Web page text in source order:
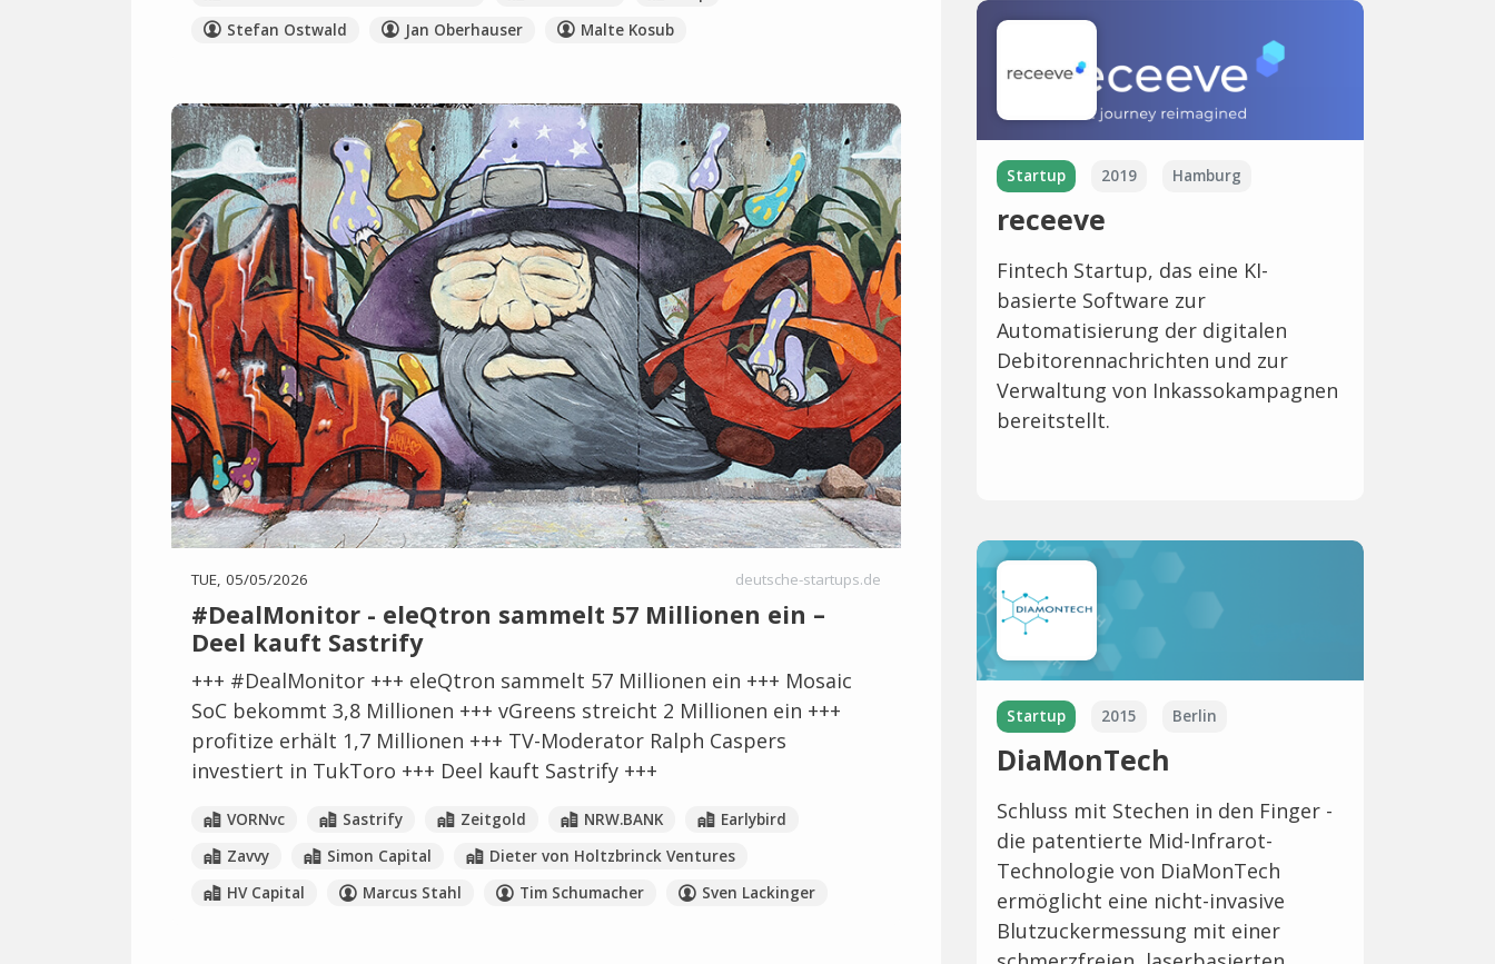
Stefan Ostwald
Jan Oberhauser Malte Kosub
TUE, 05/05/2026 deutsche-startups.de
#DealMonitor - eleQtron sammelt 57 Millionen ein –
Deel kauft Sastrify
+++ #DealMonitor +++ eleQtron sammelt 57 Millionen ein +++ Mosaic
SoC bekommt 3,8 Millionen +++ vGreens streicht 2 Millionen ein +++
profitize erhält 1,7 Millionen +++ TV-Moderator Ralph Caspers
investiert in TukToro +++ Deel kauft Sastrify +++
VORNvc Sastrify Zeitgold NRW.BANK
Earlybird
Zavvy
Simon Capital
Dieter von Holtzbrinck Ventures
HV Capital
Marcus Stahl Tim Schumacher Sven Lackinger
Startup 2019 Hamburg
receeve
Fintech Startup, das eine KI-
basierte Software zur
Automatisierung der digitalen
Debitorennachrichten und zur
Verwaltung von Inkassokampagnen
bereitstellt.
Startup 2015 Berlin
DiaMonTech
Schluss mit Stechen in den Finger -
die patentierte Mid-Infrarot-
Technologie von DiaMonTech
ermöglicht eine nicht-invasive
Blutzuckermessung mit einer